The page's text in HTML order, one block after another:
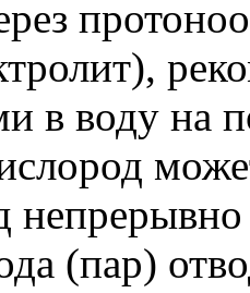
в воду на
(пар)